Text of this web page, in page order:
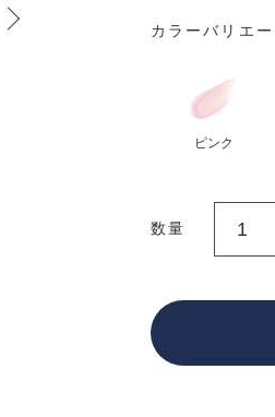
カラーバリエ
ピンク
数量